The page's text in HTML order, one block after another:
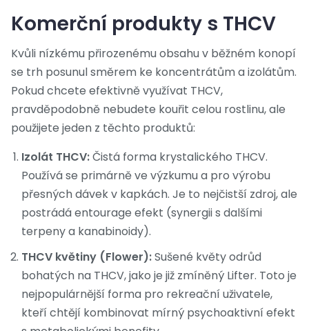
Komerční produkty s THCV
Kvůli nízkému přirozenému obsahu v běžném konopí
se trh posunul směrem ke koncentrátům a izolátům.
Pokud chcete efektivně využívat THCV,
pravděpodobně nebudete kouřit celou rostlinu, ale
použijete jeden z těchto produktů:
Izolát THCV:Čistá forma krystalického THCV.
Používá se primárně ve výzkumu a pro výrobu
přesných dávek v kapkách. Je to nejčistší zdroj, ale
postrádá entourage efekt (synergii s dalšími
terpeny a kanabinoidy).
THCV květiny (Flower):Sušené květy odrůd
bohatých na THCV, jako je již zmíněný Lifter. Toto je
nejpopulárnější forma pro rekreační uživatele,
kteří chtějí kombinovat mírný psychoaktivní efekt